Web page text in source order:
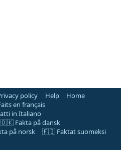
policy Help
Home
en français
in Italiano
🇩🇰 Fakta på dansk
på norsk
🇫🇮 Faktat suomeksi